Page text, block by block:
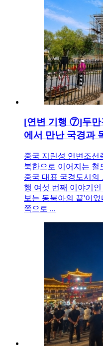
[연변 기행 ⑦]두
에서 만난 국경과
중국 지린성 연변조선
북한으로 이어지는 철
중국 대표 국경도시의
행 여섯 번째 이야기
보는 동북아의 끝'이
쪽으로 ...